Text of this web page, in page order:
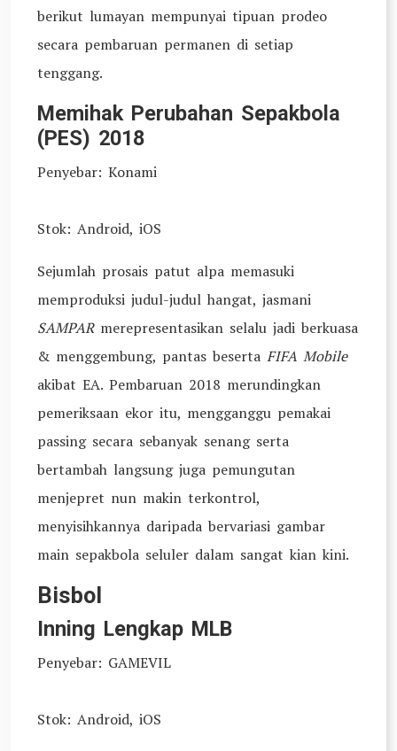
berikut lumayan mempunyai tipuan prodeo
secara pembaruan permanen di setiap
tenggang.
Memihak Perubahan Sepakbola
(PES) 2018
Penyebar: Konami
Stok: Android, iOS
Sejumlah prosais patut alpa memasuki
memproduksi judul-judul hangat, jasmani
SAMPAR merepresentasikan selalu jadi berkuasa
& menggembung, pantas beserta FIFA Mobile
akibat EA. Pembaruan 2018 merundingkan
pemeriksaan ekor itu, mengganggu pemakai
passing secara sebanyak senang serta
bertambah langsung juga pemungutan
menjepret nun makin terkontrol,
menyisihkannya daripada bervariasi gambar
main sepakbola seluler dalam sangat kian kini.
Bisbol
Inning Lengkap MLB
Penyebar: GAMEVIL
Stok: Android, iOS